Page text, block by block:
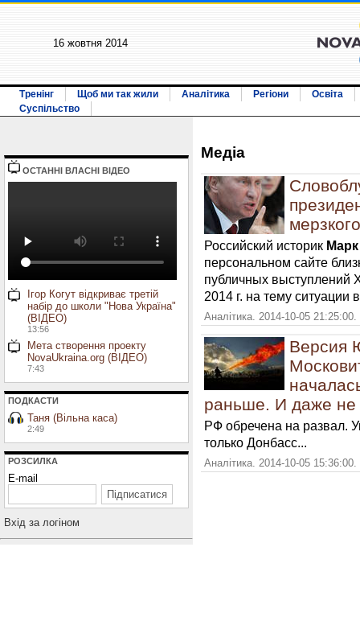
16 жовтня 2014
Тренінг Щоб ми так жили Аналітика Регіони
Освіта
Суспільство
ОСТАННI ВЛАСНI ВIДЕО
Ігор Когут відкриває третій
набір до школи "Нова Україна"
(ВІДЕО)
13:56
Мета створення проекту
NovaUkraina.org (ВІДЕО)
7:43
ПОДКАСТИ
Таня (Вільна каса)
2:49
РОЗСИЛКА
E-mail
Вхiд за логiном
Медiа
Российский историк
персональном сайте
публичных выступлений
2014 г. на тему ситуации
Аналітика. 2014-10-05
Версия
раньше. И даже не
РФ обречена на развал.
только Донбасс...
Аналітика. 2014-10-05